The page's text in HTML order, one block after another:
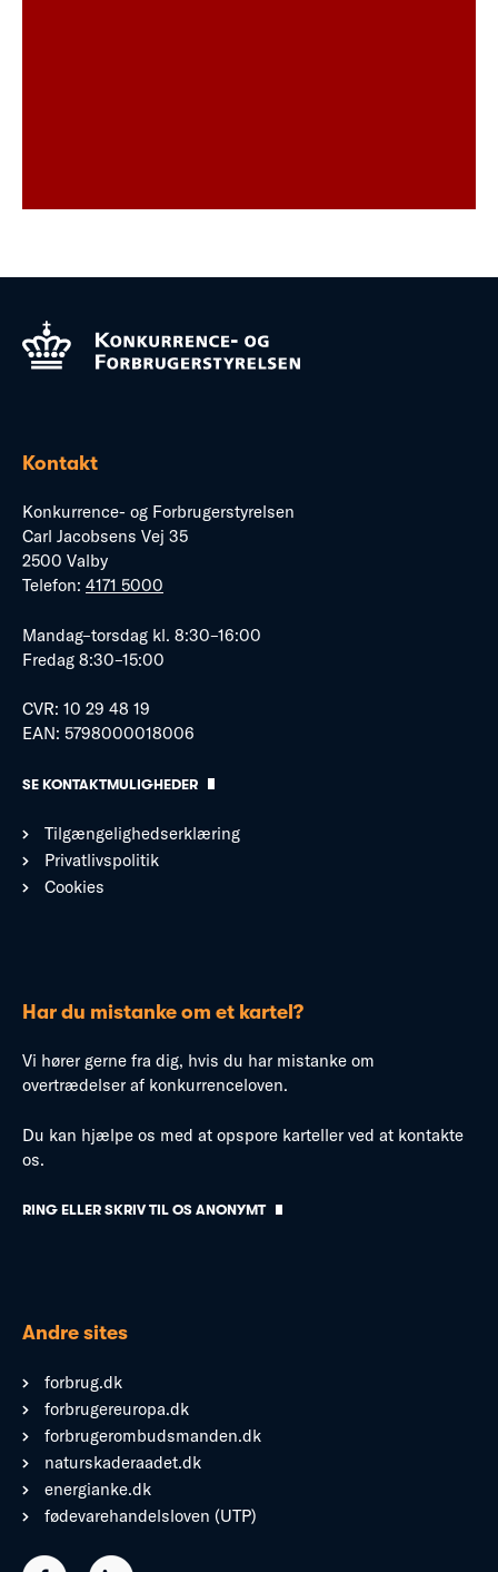
Kontakt
Konkurrence- og Forbrugerstyrelsen
Carl Jacobsens Vej 35
2500 Valby
Telefon: 4171 5000
Mandag–torsdag kl. 8:30–16:00
Fredag 8:30–15:00
CVR: 10 29 48 19
EAN: 5798000018006
SE KONTAKTMULIGHEDER
Tilgængelighedserklæring
Privatlivspolitik
Cookies
Har du mistanke om et kartel?
Vi hører gerne fra dig, hvis du har mistanke om
overtrædelser af konkurrenceloven.
Du kan hjælpe os med at opspore karteller ved at kontakte
os.
RING ELLER SKRIV TIL OS ANONYMT
Andre sites
forbrug.dk
forbrugereuropa.dk
forbrugerombudsmanden.dk
naturskaderaadet.dk
energianke.dk
fødevarehandelsloven (UTP)